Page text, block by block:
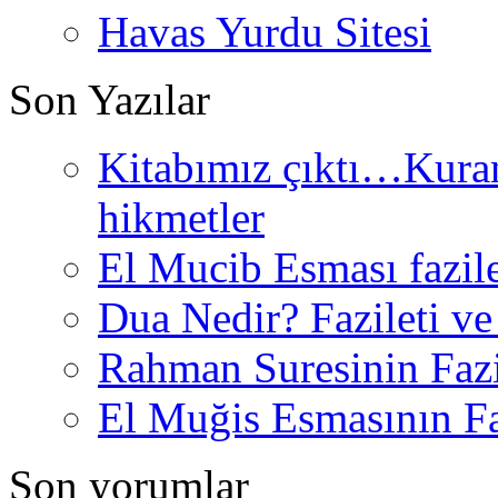
Havas Yurdu Sitesi
Son Yazılar
Kitabımız
hikmetler
El Mucib Esması
Dua Nedir? Fazileti
Rahman Suresinin
El Muğis Esmasının
Son yorumlar